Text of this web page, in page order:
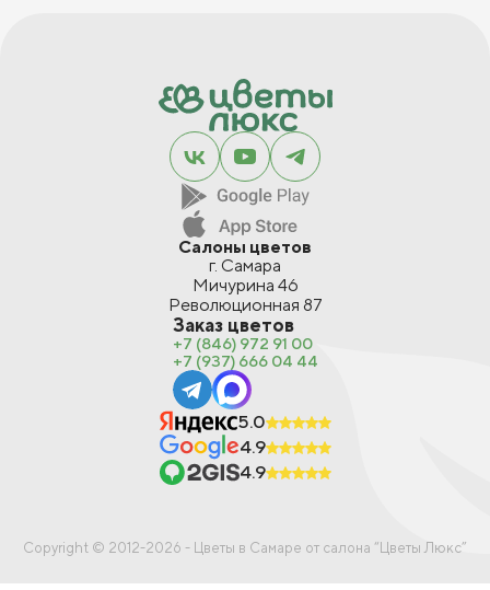
В корзину
Салоны цветов
г. Самара
Мичурина 46
Революционная 87
Заказ цветов
+7 (846) 972 91 00
+7 (937) 666 04 44
5.0
4.9
4.9
Copyright © 2012-2026 - Цветы в Самаре от салона “Цветы Люкс”